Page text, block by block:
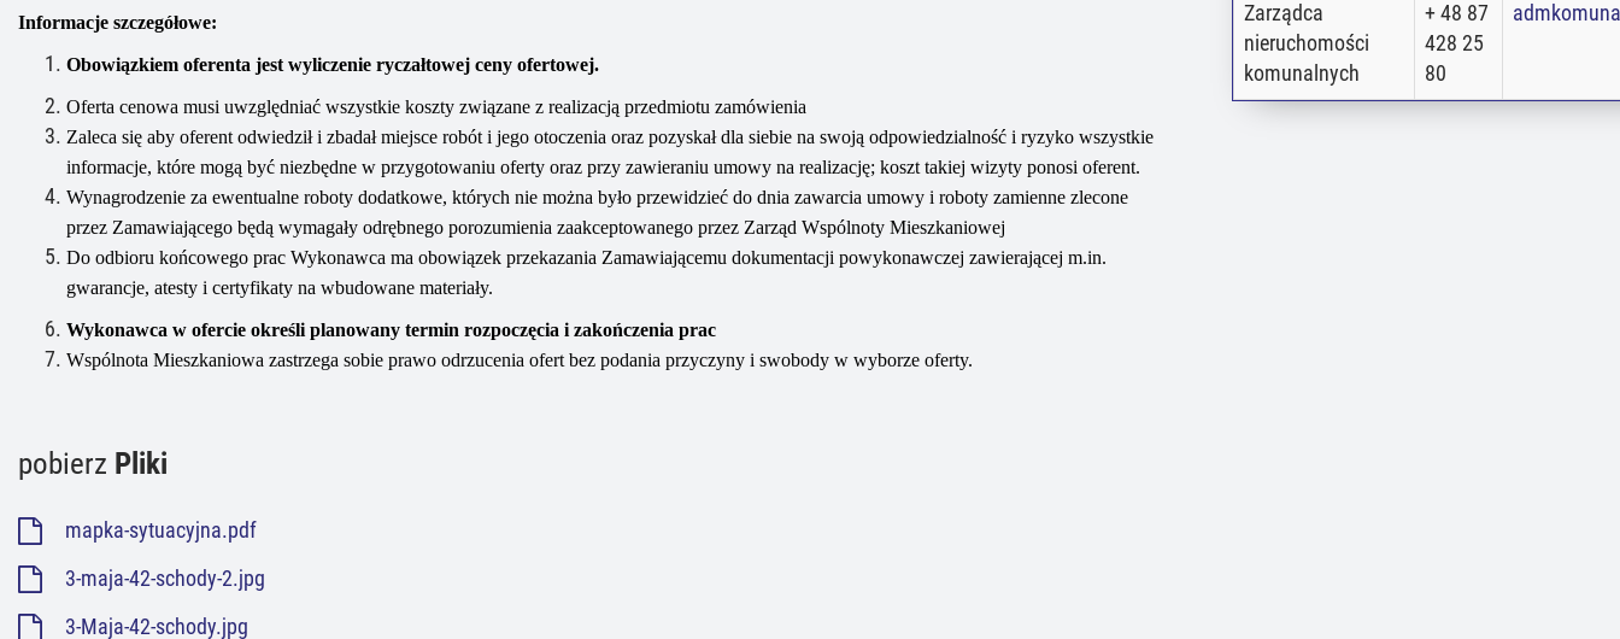
Informacje szczegółowe:
Obowiązkiem oferenta jest wyliczenie ryczałtowej ceny ofertowej.
Oferta cenowa musi uwzględniać wszystkie koszty związane z realizacją przedmiotu zamówienia
Zaleca się aby oferent odwiedził i zbadał miejsce robót i jego otoczenia oraz pozyskał dla siebie na swoją odpowiedzialność i ryzyko wszystkie
informacje, które mogą być niezbędne w przygotowaniu oferty oraz przy zawieraniu umowy na realizację; koszt takiej wizyty ponosi oferent.
Wynagrodzenie za ewentualne roboty dodatkowe, których nie można było przewidzieć do dnia zawarcia umowy i roboty zamienne zlecone
przez Zamawiającego będą wymagały odrębnego porozumienia zaakceptowanego przez Zarząd Wspólnoty Mieszkaniowej
Do odbioru końcowego prac Wykonawca ma obowiązek przekazania Zamawiającemu dokumentacji powykonawczej zawierającej m.in.
gwarancje, atesty i certyfikaty na wbudowane materiały.
Wykonawca w ofercie określi planowany termin rozpoczęcia i zakończenia prac
Wspólnota Mieszkaniowa zastrzega sobie prawo odrzucenia ofert bez podania przyczyny i swobody w wyborze oferty.
pobierz Pliki
mapka-sytuacyjna.pdf
3-maja-42-schody-2.jpg
3-Maja-42-schody.jpg
Zarządca
nieruchomości
komunalnych
+ 48 87
428 25
80